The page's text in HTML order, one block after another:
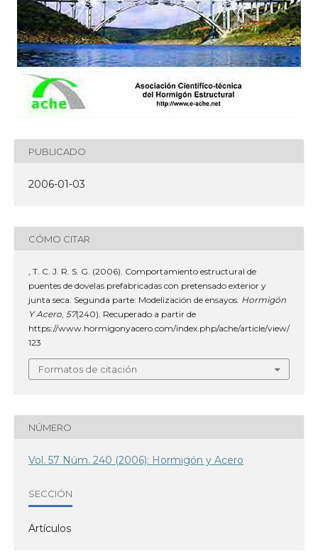
PUBLICADO
2006-01-03
CÓMO CITAR
, T. C. J. R. S. G. (2006). Comportamiento estructural de
puentes de dovelas prefabricadas con pretensado exterior y
junta seca. Segunda parte: Modelización de ensayos. Hormigón
Y Acero, 57(240). Recuperado a partir de
https://www.hormigonyacero.com/index.php/ache/article/view/
123
Formatos de citación
NÚMERO
Vol. 57 Núm. 240 (2006): Hormigón y Acero
SECCIÓN
Artículos